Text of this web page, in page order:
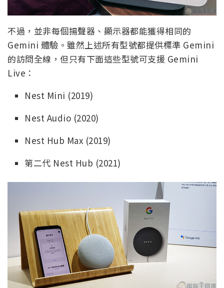
不過，並非每個揚聲器、顯示器都能獲得相同的
Gemini 體驗。雖然上述所有型號都提供標準 Gemini
的訪問全線，但只有下面這些型號可支援 Gemini
Live：
Nest Mini (2019)
Nest Audio (2020)
Nest Hub Max (2019)
第二代 Nest Hub (2021)